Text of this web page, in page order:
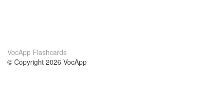
VocApp Flashcards
© Copyright 2026 VocApp